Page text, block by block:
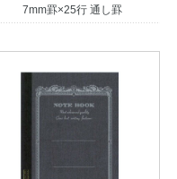
7mm罫×25行 通し罫